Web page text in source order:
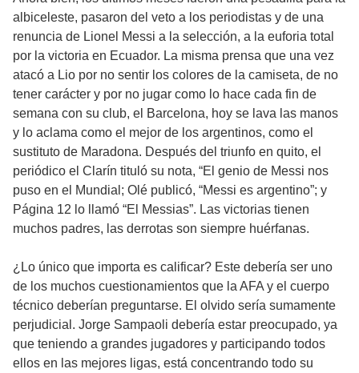
albiceleste, pasaron del veto a los periodistas y de una
renuncia de Lionel Messi a la selección, a la euforia total
por la victoria en Ecuador. La misma prensa que una vez
atacó a Lio por no sentir los colores de la camiseta, de no
tener carácter y por no jugar como lo hace cada fin de
semana con su club, el Barcelona, hoy se lava las manos
y lo aclama como el mejor de los argentinos, como el
sustituto de Maradona. Después del triunfo en quito, el
periódico el Clarín tituló su nota, “El genio de Messi nos
puso en el Mundial; Olé publicó, “Messi es argentino”; y
Página 12 lo llamó “El Messias”. Las victorias tienen
muchos padres, las derrotas son siempre huérfanas.
¿Lo único que importa es calificar? Este debería ser uno
de los muchos cuestionamientos que la AFA y el cuerpo
técnico deberían preguntarse. El olvido sería sumamente
perjudicial. Jorge Sampaoli debería estar preocupado, ya
que teniendo a grandes jugadores y participando todos
ellos en las mejores ligas, está concentrando todo su